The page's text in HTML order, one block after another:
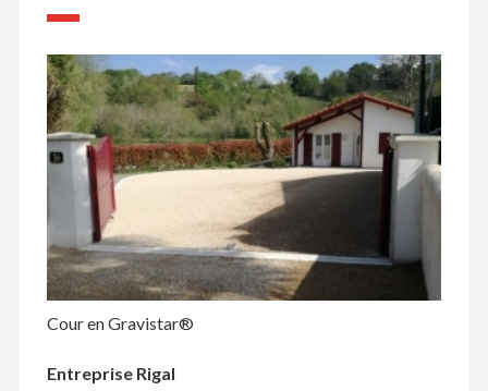
Cour en Gravistar®
Entreprise Rigal